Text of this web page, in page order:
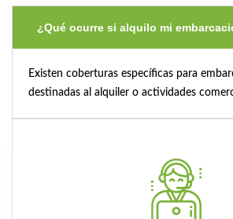
¿Qué ocurre si alquilo mi
Existen coberturas específicas para
destinadas al alquiler o actividades